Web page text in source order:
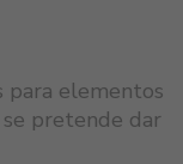
para elementos
pretende dar